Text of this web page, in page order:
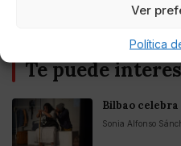
Ver
Política
Te puede
Bilbao
Sonia Alfonso